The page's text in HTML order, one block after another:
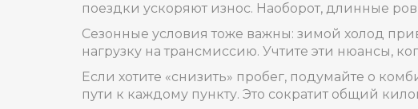
поездки ускоряют износ. Наоборот, длинные
Сезонные условия тоже важны: зимой холод
нагрузку на трансмиссию. Учтите эти нюансы,
Если хотите «снизить» пробег, подумайте о
пути к каждому пункту. Это сократит общий